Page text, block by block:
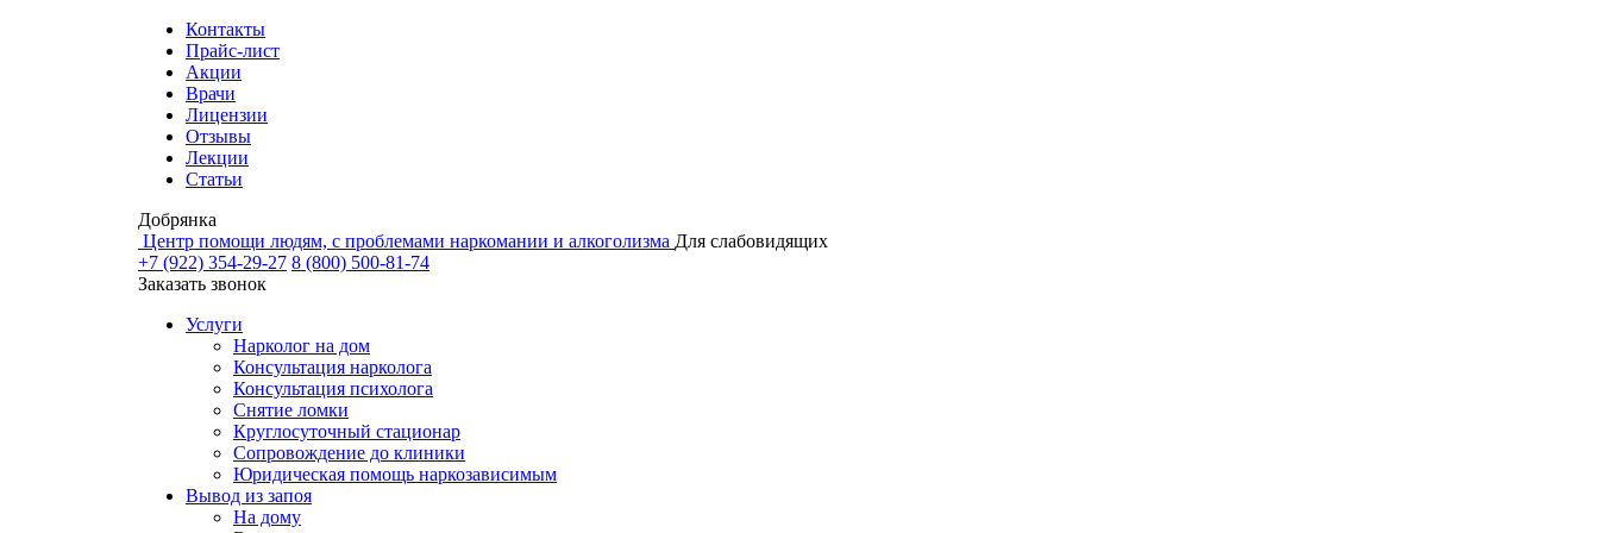
Контакты
Прайс-лист
Акции
Врачи
Лицензии
Отзывы
Лекции
Статьи
Добрянка
Центр помощи людям, с проблемами наркомании и алкоголизма Для слабовидящих
+7 (922) 354-29-27 8 (800) 500-81-74
Заказать звонок
Услуги
Нарколог на дом
Консультация нарколога
Консультация психолога
Снятие ломки
Круглосуточный стационар
Сопровождение до клиники
Юридическая помощь наркозависимым
Вывод из запоя
На дому